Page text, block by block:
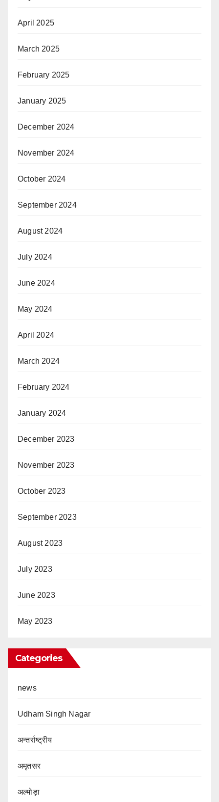
April 2025
March 2025
February 2025
January 2025
December 2024
November 2024
October 2024
September 2024
August 2024
July 2024
June 2024
May 2024
April 2024
March 2024
February 2024
January 2024
December 2023
November 2023
October 2023
September 2023
August 2023
July 2023
June 2023
May 2023
Categories
news
Udham Singh Nagar
अन्तर्राष्ट्रीय
अमृतसर
अल्मोड़ा